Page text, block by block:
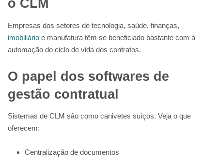
o CLM
Empresas dos setores de tecnologia, saúde, finanças,
imobiliário e manufatura têm se beneficiado bastante com a
automação do ciclo de vida dos contratos.
O papel dos softwares de
gestão contratual
Sistemas de CLM são como canivetes suíços. Veja o que
oferecem:
Centralização de documentos